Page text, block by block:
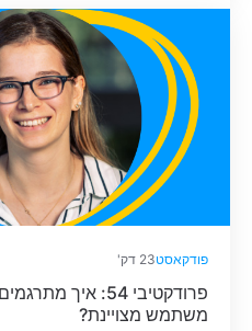
פודקאסט23 דק'
משתמש מצויינת?